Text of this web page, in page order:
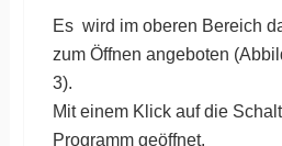
Es wird im oberen Bereich
zum Öffnen angeboten
3).
Mit einem Klick auf die
Programm geöffnet.